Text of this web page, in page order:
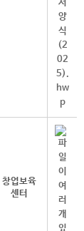
창업보육
센터